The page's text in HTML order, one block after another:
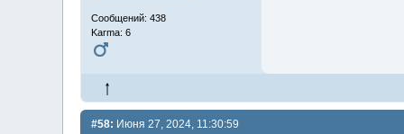
Сообщений: 438
Karma: 6
#58: Июня 27, 2024, 11:30:59